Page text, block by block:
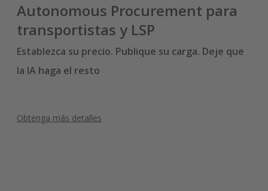
Autonomous Procurement para
transportistas y LSP
Establezca su precio. Publique su carga. Deje que
la IA haga el resto
Obtenga más detalles